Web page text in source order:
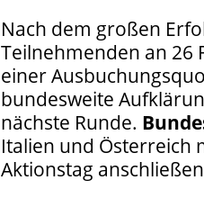
Nach dem großen
Teilnehmenden an 26
einer
bundesweite
nächste Runde.
Italien und Österreich
Aktionstag